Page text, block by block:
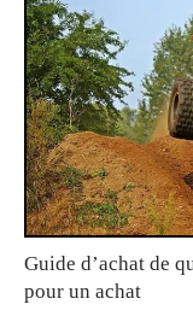
Guide d’achat de
pour un achat